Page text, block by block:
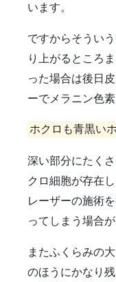
います。
ですからそうい
り上がるところ
った場合は後日
ーでメラニン色
ホクロも青黒い
深い部分にたく
クロ細胞が存在
レーザーの施術
ってしまう場合が
またふくらみの
のほうにかなり